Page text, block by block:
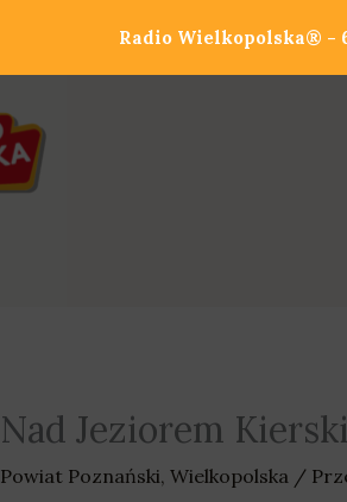
Nad Jeziorem
Powiat Poznański, Wielkopolska /
Radio Wielkopolska® -